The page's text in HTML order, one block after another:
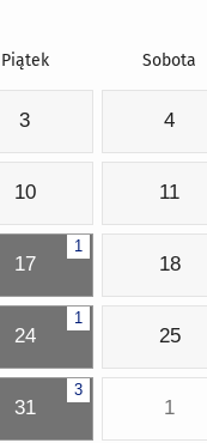
Piątek Sobota
3 4
10 11
1
17 18
1
24 25
3
31 1